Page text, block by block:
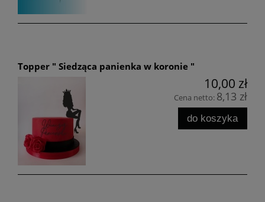
Topper " Siedząca panienka w koronie "
10,00 zł
Cena netto: 8,13 zł
do koszyka